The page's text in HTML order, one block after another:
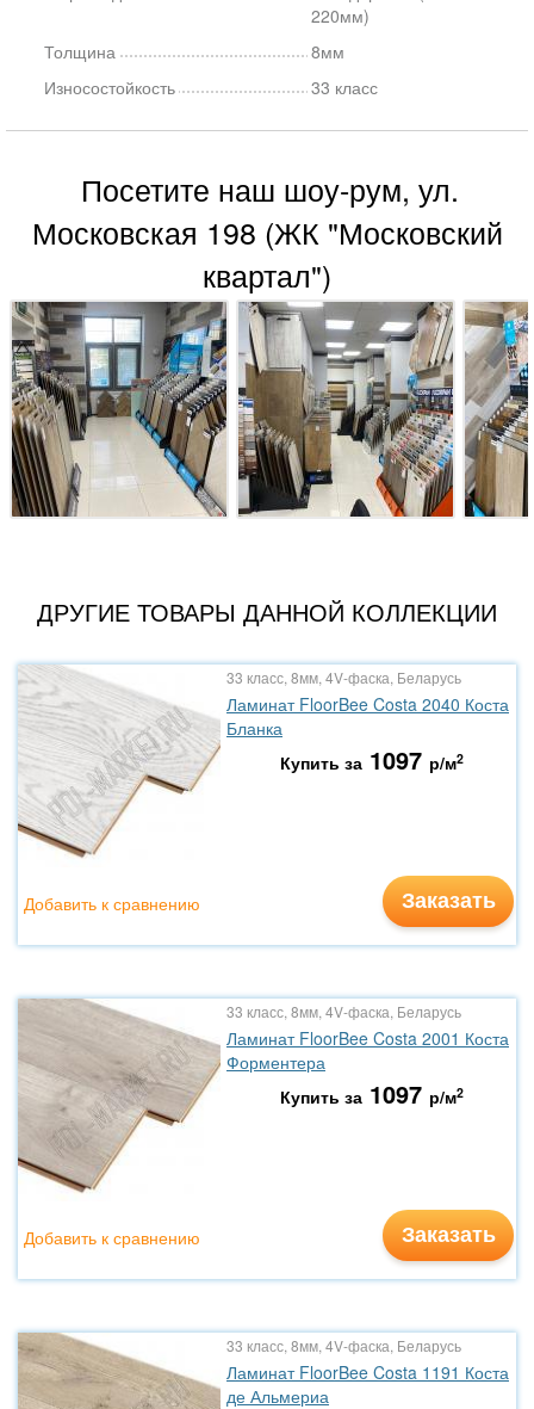
220мм)
Толщина
8мм
Износостойкость
33 класс
Посетите наш шоу-рум, ул.
Московская 198 (ЖК "Московский
квартал")
ДРУГИЕ ТОВАРЫ ДАННОЙ КОЛЛЕКЦИИ
33 класс, 8мм, 4V-фаска, Беларусь
Ламинат FloorBee Costa 2040 Коста
Бланка
Купить за 1097 р/м2
Заказать
Добавить к сравнению
33 класс, 8мм, 4V-фаска, Беларусь
Ламинат FloorBee Costa 2001 Коста
Форментера
Купить за 1097 р/м2
Заказать
Добавить к сравнению
33 класс, 8мм, 4V-фаска, Беларусь
Ламинат FloorBee Costa 1191 Коста
де Альмериа